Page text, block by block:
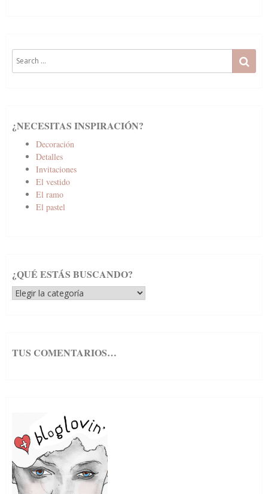
for:
¿NECESITAS INSPIRACIÓN?
Decoración
Detalles
Invitaciones
El vestido
El ramo
El pastel
¿QUÉ ESTÁS BUSCANDO?
¿Qué
TUS COMENTARIOS…